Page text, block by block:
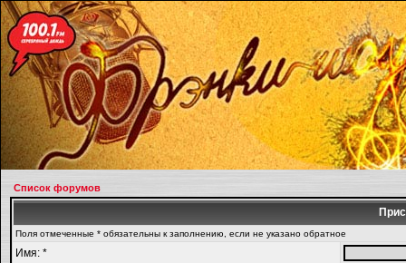
Список форумов
Поля отмеченные * обязательны к заполнению, если не указано обратное
Имя: *